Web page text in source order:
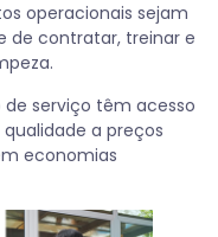
operacionais sejam
de contratar, treinar e
de serviço têm acesso
a preços
economias